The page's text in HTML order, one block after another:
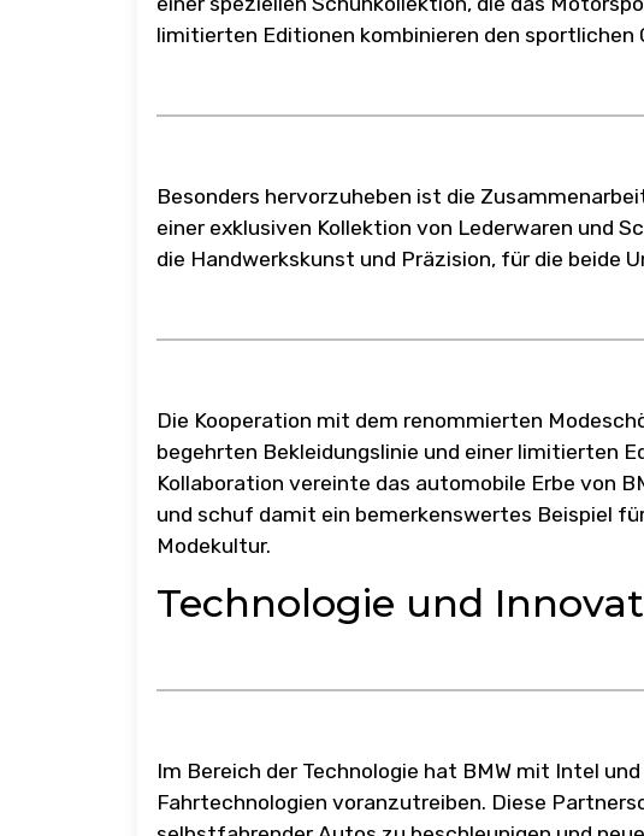
limitierten Editionen kombinieren den
Besonders hervorzuheben ist die
einer exklusiven Kollektion von Lederwaren und
die Handwerkskunst und Präzision, für die beide
Die Kooperation mit dem renommierten
begehrten Bekleidungslinie und einer limitierten
Kollaboration vereinte das automobile Erbe von
und schuf damit ein bemerkenswertes Beispiel
Modekultur.
Technologie und
Im Bereich der Technologie hat BMW mit Intel
Fahrtechnologien voranzutreiben. Diese